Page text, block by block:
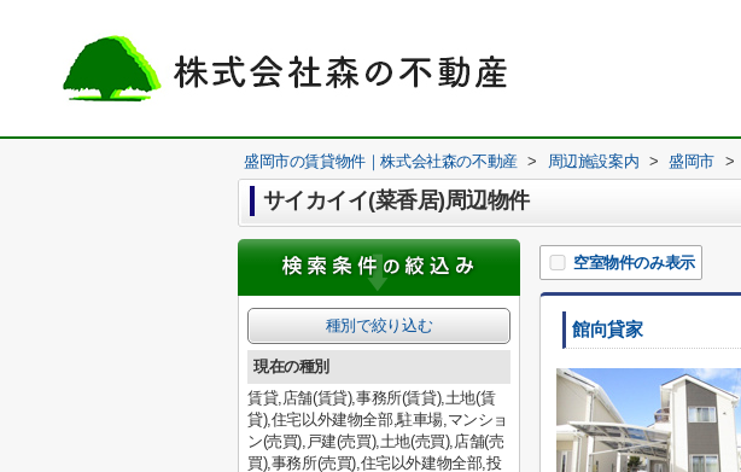
盛岡市の賃貸物件｜株式会社森の不動産 > 周辺施設案内 > 盛岡市 >
サイカイイ(菜香居)周辺物件
空室物件のみ表示
館向貸家
種別で絞り込む
現在の種別
賃貸,店舗(賃貸),事務所(賃貸),土地(賃
貸),住宅以外建物全部,駐車場,マンショ
ン(売買),戸建(売買),土地(売買),店舗(売
買),事務所(売買),住宅以外建物全部,投